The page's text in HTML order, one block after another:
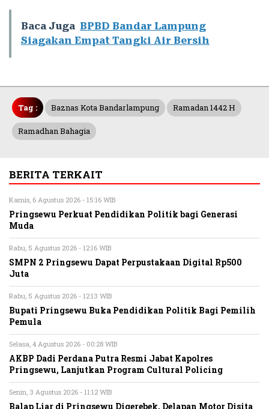
Baca Juga BPBD Bandar Lampung
Siagakan Empat Tangki Air Bersih
Tag : Baznas Kota Bandarlampung Ramadan 1442 H
Ramadhan Bahagia
BERITA TERKAIT
Kamis, 6 Agustus 2026 - 15:16 WIB
Pringsewu Perkuat Pendidikan Politik bagi Generasi
Muda
Rabu, 5 Agustus 2026 - 12:16 WIB
SMPN 2 Pringsewu Dapat Perpustakaan Digital Rp500
Juta
Rabu, 5 Agustus 2026 - 12:13 WIB
Bupati Pringsewu Buka Pendidikan Politik Bagi Pemilih
Pemula
Selasa, 4 Agustus 2026 - 00:28 WIB
AKBP Dadi Perdana Putra Resmi Jabat Kapolres
Pringsewu, Lanjutkan Program Cultural Policing
Senin, 3 Agustus 2026 - 11:12 WIB